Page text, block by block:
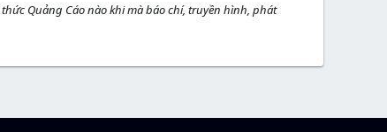
Quảng Cáo nào khi mà báo chí, truyền hình, phát